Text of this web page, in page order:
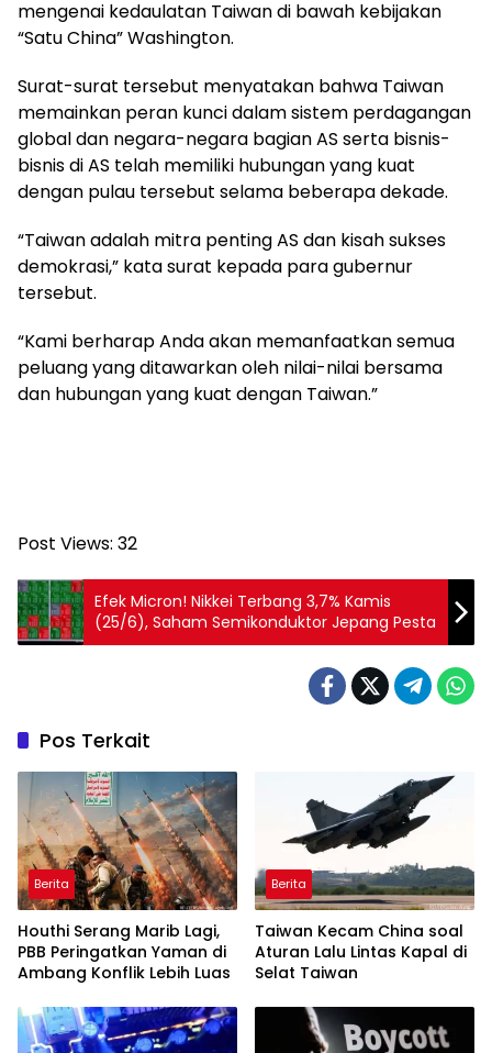
mengenai kedaulatan Taiwan di bawah kebijakan
“Satu China” Washington.
Surat-surat tersebut menyatakan bahwa Taiwan
memainkan peran kunci dalam sistem perdagangan
global dan negara-negara bagian AS serta bisnis-
bisnis di AS telah memiliki hubungan yang kuat
dengan pulau tersebut selama beberapa dekade.
“Taiwan adalah mitra penting AS dan kisah sukses
demokrasi,” kata surat kepada para gubernur
tersebut.
“Kami berharap Anda akan memanfaatkan semua
peluang yang ditawarkan oleh nilai-nilai bersama
dan hubungan yang kuat dengan Taiwan.”
Post Views: 32
Efek Micron! Nikkei Terbang 3,7% Kamis
(25/6), Saham Semikonduktor Jepang Pesta
Pos Terkait
Berita
Houthi Serang Marib Lagi,
PBB Peringatkan Yaman di
Ambang Konflik Lebih Luas
Berita
Taiwan Kecam China soal
Aturan Lalu Lintas Kapal di
Selat Taiwan